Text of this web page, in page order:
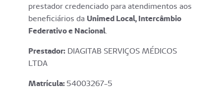
prestador credenciado para atendimentos aos
beneficiários da Unimed Local, Intercâmbio
Federativo e Nacional.
Prestador: DIAGITAB SERVIÇOS MÉDICOS
LTDA
Matrícula:54003267-5